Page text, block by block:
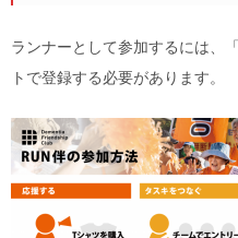
ランナーとして参加するには、
トで登録する必要があります。